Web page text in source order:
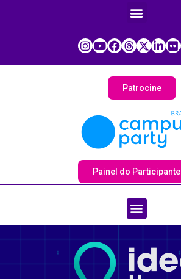
Patrocine
Painel do Participante